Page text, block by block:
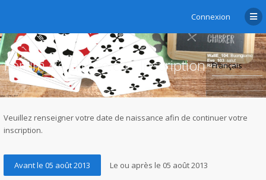
Connexion
Forum de chibre.ch - Inscription
Veuillez renseigner votre date de naissance afin de continuer votre
inscription.